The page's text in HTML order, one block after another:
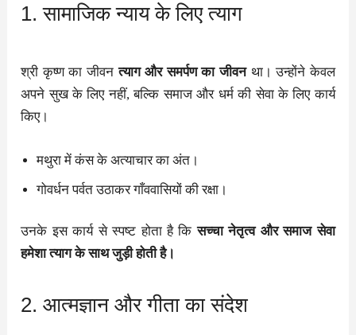
1. सामाजिक न्याय के लिए त्याग
श्री कृष्ण का जीवनत्याग और समर्पण का जीवनथा। उन्होंने केवल
अपने सुख के लिए नहीं, बल्कि समाज और धर्म की सेवा के लिए कार्य
किए।
मथुरा में कंस के अत्याचार का अंत।
गोवर्धन पर्वत उठाकर गाँववासियों की रक्षा।
उनके इस कार्य से स्पष्ट होता है किसच्चा नेतृत्व और समाज सेवा
हमेशा त्याग के साथ जुड़ी होती है।
2. आत्मज्ञान और गीता का संदेश